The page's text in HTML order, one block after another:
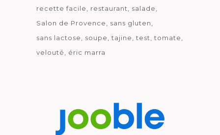
recette facile
restaurant
salade
Salon de Provence
sans gluten
sans lactose
soupe tajine test
tomate
velouté
éric marra